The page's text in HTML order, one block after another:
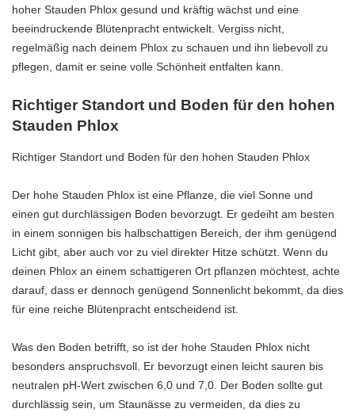
hoher Stauden Phlox gesund und kräftig wächst und eine
beeindruckende Blütenpracht entwickelt. Vergiss nicht,
regelmäßig nach deinem Phlox zu schauen und ihn liebevoll zu
pflegen, damit er seine volle Schönheit entfalten kann.
Richtiger Standort und Boden für den hohen
Stauden Phlox
Richtiger Standort und Boden für den hohen Stauden Phlox
Der hohe Stauden Phlox ist eine Pflanze, die viel Sonne und
einen gut durchlässigen Boden bevorzugt. Er gedeiht am besten
in einem sonnigen bis halbschattigen Bereich, der ihm genügend
Licht gibt, aber auch vor zu viel direkter Hitze schützt. Wenn du
deinen Phlox an einem schattigeren Ort pflanzen möchtest, achte
darauf, dass er dennoch genügend Sonnenlicht bekommt, da dies
für eine reiche Blütenpracht entscheidend ist.
Was den Boden betrifft, so ist der hohe Stauden Phlox nicht
besonders anspruchsvoll. Er bevorzugt einen leicht sauren bis
neutralen pH-Wert zwischen 6,0 und 7,0. Der Boden sollte gut
durchlässig sein, um Staunässe zu vermeiden, da dies zu